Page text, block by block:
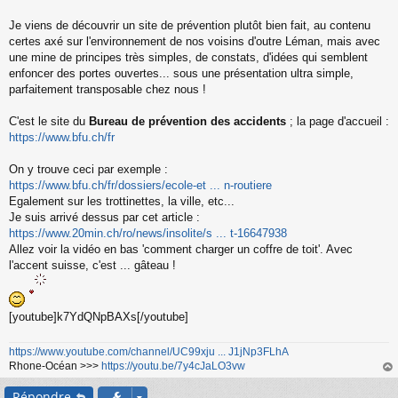
s
g
e
n
o
u
Je viens de découvrir un site de prévention plutôt bien fait, au contenu
certes axé sur l'environnement de nos voisins d'outre Léman, mais avec
une mine de principes très simples, de constats, d'idées qui semblent
enfoncer des portes ouvertes... sous une présentation ultra simple,
parfaitement transposable chez nous !
C'est le site du Bureau de prévention des accidents ; la page d'accueil :
https://www.bfu.ch/fr
On y trouve ceci par exemple :
https://www.bfu.ch/fr/dossiers/ecole-et ... n-routiere
Egalement sur les trottinettes, la ville, etc...
Je suis arrivé dessus par cet article :
https://www.20min.ch/ro/news/insolite/s ... t-16647938
Allez voir la vidéo en bas 'comment charger un coffre de toit'. Avec
l'accent suisse, c'est ... gâteau !
[youtube]k7YdQNpBAXs[/youtube]
https://www.youtube.com/channel/UC99xju ... J1jNp3FLhA
Rhone-Océan >>> https://youtu.be/7y4cJaLO3vw
au